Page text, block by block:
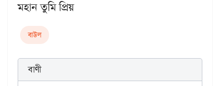
মহান তুমি প্রিয়
বাউল
বাণী